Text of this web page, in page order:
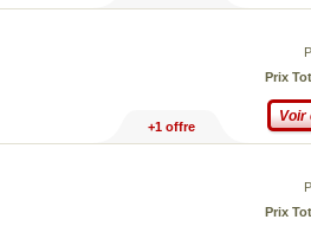
Prix
Voir
+1 offre
Prix